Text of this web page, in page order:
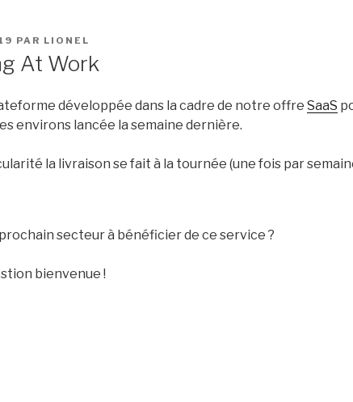
PAR LIONEL
At Work
développée dans la cadre de notre offre SaaS
environs lancée la semaine dernière.
la livraison se fait à la tournée (une fois par
secteur à bénéficier de ce service ?
bienvenue !